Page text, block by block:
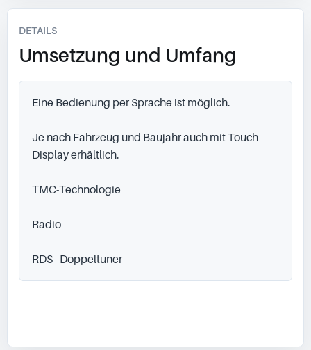
DETAILS
Umsetzung und Umfang
Eine Bedienung per Sprache ist möglich.
Je nach Fahrzeug und Baujahr auch mit Touch
Display erhältlich.
TMC-Technologie
Radio
RDS - Doppeltuner